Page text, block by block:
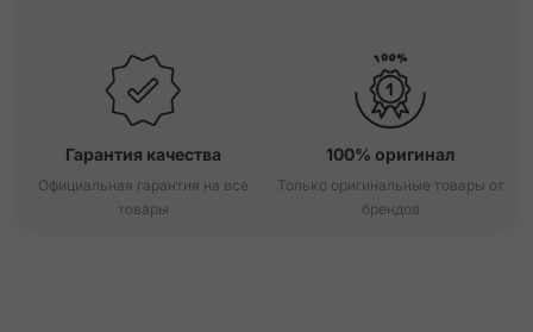
Гарантия качества
Официальная гарантия на все
товары
100% оригинал
Только оригинальные товары от
брендов